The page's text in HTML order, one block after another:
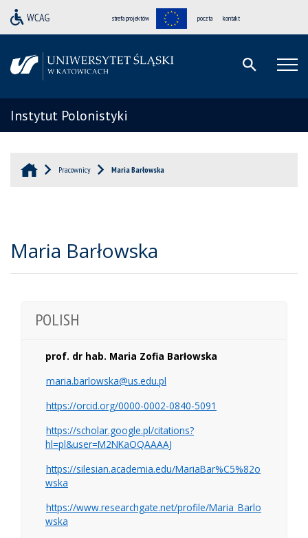
strefa projektów poczta kontakt
Instytut Polonistyki
Pracownicy Maria Barłowska
Maria Barłowska
POLISH
prof. dr hab. Maria Zofia Barłowska
maria.barlowska@us.edu.pl
https://orcid.org/0000-0002-0840-5091
https://scholar.google.pl/citations?
hl=pl&user=M2NKaOQAAAAJ
https://silesian.academia.edu/MariaBar%C5%82o
wska
https://www.researchgate.net/profile/Maria_Barlo
wska